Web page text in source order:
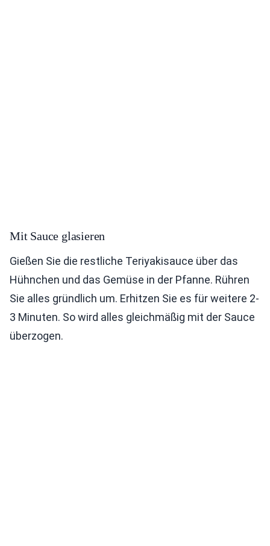
Mit Sauce glasieren
Gießen Sie die restliche Teriyakisauce über das
Hühnchen und das Gemüse in der Pfanne. Rühren
Sie alles gründlich um. Erhitzen Sie es für weitere 2-
3 Minuten. So wird alles gleichmäßig mit der Sauce
überzogen.